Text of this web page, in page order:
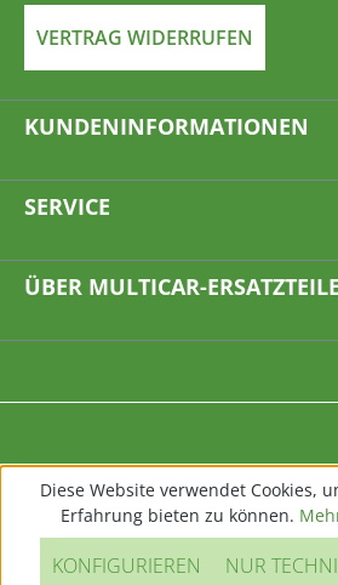
VERTRAG WIDERRUFEN
KUNDENINFORMATIONEN
SERVICE
ÜBER MULTICAR-
Diese Website verwendet Cookies,
Erfahrung bieten zu können.
NUR
KONFIGURIEREN